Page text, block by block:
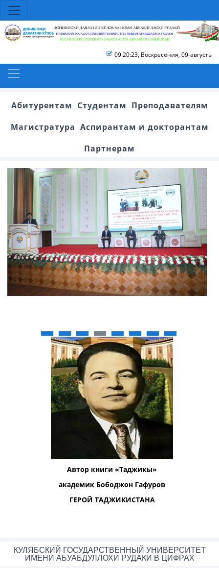
09:20:25, Воскресения, 09-августь
Абитурентам Студентам Преподавателям
Магистратура Аспирантам и докторантам
Партнерам
Автор книги «Таджикы»
академик Бободжон Гафуров
ГЕРОЙ ТАДЖИКИСТАНА
КУЛЯБСКИЙ ГОСУДАРСТВЕННЫЙ УНИВЕРСИТЕТ
ИМЕНИ АБУАБДУЛЛОХИ РУДАКИ В ЦИФРАХ